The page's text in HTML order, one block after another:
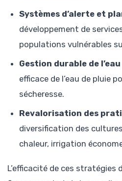
Systèmes d’alerte et
développement de
populations vulnérables
Gestion durable de l’eau
efficace de l’eau de pluie
sécheresse.
Revalorisation des
diversification des
chaleur, irrigation
L’efficacité de ces stratégies